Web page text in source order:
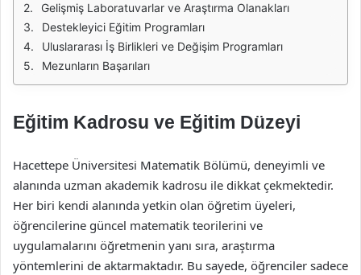
Gelişmiş Laboratuvarlar ve Araştırma Olanakları
Destekleyici Eğitim Programları
Uluslararası İş Birlikleri ve Değişim Programları
Mezunların Başarıları
Eğitim Kadrosu ve Eğitim Düzeyi
Hacettepe Üniversitesi Matematik Bölümü, deneyimli ve
alanında uzman akademik kadrosu ile dikkat çekmektedir.
Her biri kendi alanında yetkin olan öğretim üyeleri,
öğrencilerine güncel matematik teorilerini ve
uygulamalarını öğretmenin yanı sıra, araştırma
yöntemlerini de aktarmaktadır. Bu sayede, öğrenciler sadece